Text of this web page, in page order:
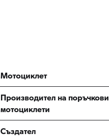
Мотоциклет
Производител на поръчкови
мотоциклети
Създател